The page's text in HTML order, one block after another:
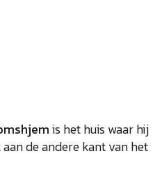
is het huis waar hij
de andere kant van het